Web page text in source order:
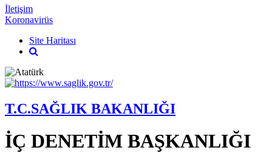
İletişim
Koronavirüs
Site Haritası
T.C.SAĞLIK BAKANLIĞI
İÇ DENETİM BAŞKANLIĞI